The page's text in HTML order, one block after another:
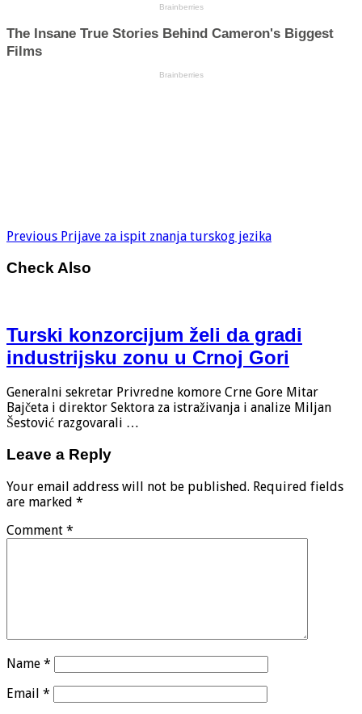
Previous Prijave za ispit znanja turskog jezika
Check Also
Turski konzorcijum želi da gradi
industrijsku zonu u Crnoj Gori
Generalni sekretar Privredne komore Crne Gore Mitar
Bajčeta i direktor Sektora za istraživanja i analize Miljan
Šestović razgovarali …
Leave a Reply
Your email address will not be published. Required fields
are marked *
Comment *
Name *
Email *